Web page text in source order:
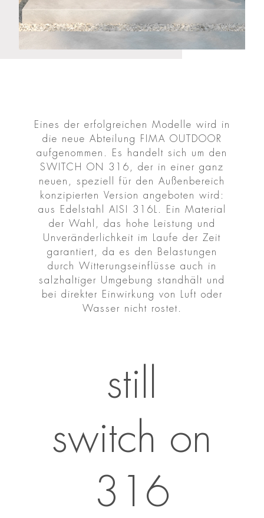
Eines der erfolgreichen Modelle wird in
die neue Abteilung FIMA OUTDOOR
aufgenommen. Es handelt sich um den
SWITCH ON 316, der in einer ganz
neuen, speziell für den Außenbereich
konzipierten Version angeboten wird:
aus Edelstahl AISI 316L. Ein Material
der Wahl, das hohe Leistung und
Unveränderlichkeit im Laufe der Zeit
garantiert, da es den Belastungen
durch Witterungseinflüsse auch in
salzhaltiger Umgebung standhält und
bei direkter Einwirkung von Luft oder
Wasser nicht rostet.
still
switch on
316